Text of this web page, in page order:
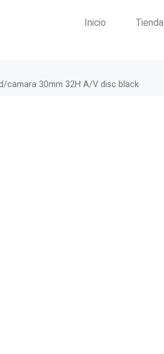
Inicio Tienda
camara 30mm 32H A/V disc black